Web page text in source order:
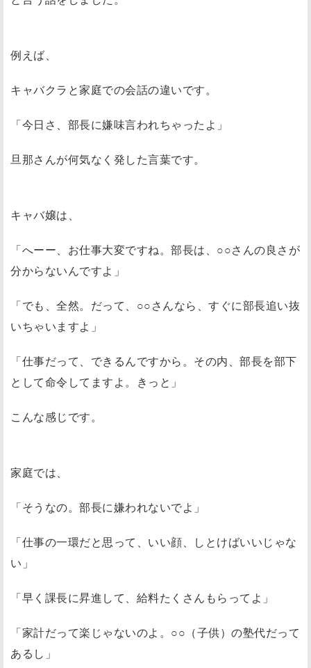
例えば、
キャバクラと家庭での会話の違いです。
「今日さ、部長に嫌味言われちゃったよ」
旦那さんが何気なく発した言葉です。
キャバ嬢は、
「へーー、お仕事大変ですね。部長は、○○さんの良さが
分からないんですよ」
「でも、全然。だって、○○さんなら、すぐに部長追い抜
いちゃいますよ」
「仕事だって、できるんですから。その内、部長を部下
として命令してますよ。きっと」
こんな感じです。
家庭では、
「そうなの。部長に嫌われないでよ」
「仕事の一環だと思って、いい顔、しとけばいいじゃな
い」
「早く課長に昇進して、給料たくさんもらってよ」
「家計だって楽じゃないのよ。○○（子供）の塾代だって
あるし」